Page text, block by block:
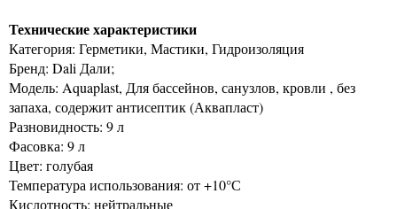
Технические характеристики
Категория: Герметики, Мастики, Гидроизоляция
Бренд: Dali Дали;
Модель: Aquaplast, Для бассейнов, санузлов, кровли , без
запаха, содержит антисептик (Аквапласт)
Разновидность: 9 л
Фасовка: 9 л
Цвет: голубая
Температура использования: от +10°С
Кислотность: нейтральные